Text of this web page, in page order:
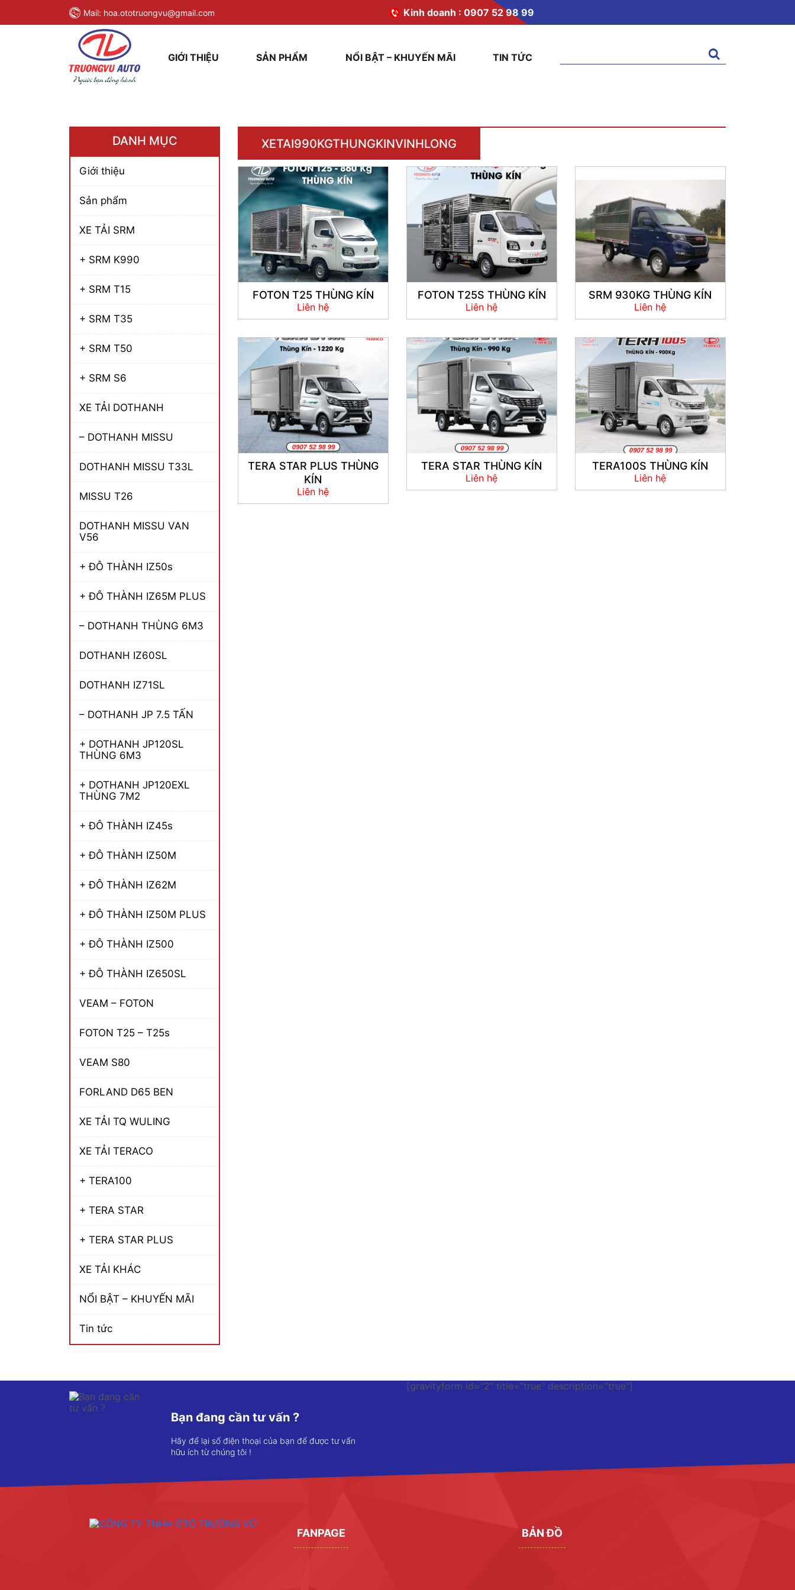
Mail: hoa.ototruongvu@gmail.com Kinh doanh : 0907 52 98 99
GIỚI THIỆU SẢN PHẨM NỔI BẬT – KHUYẾN MÃI TIN TỨC
kiếm:
DANH MỤC
Giới thiệu
Sản phẩm
XE TẢI SRM
+ SRM K990
+ SRM T15
+ SRM T35
+ SRM T50
+ SRM S6
XE TẢI DOTHANH
– DOTHANH MISSU
DOTHANH MISSU T33L
MISSU T26
DOTHANH MISSU VAN
V56
+ ĐÔ THÀNH IZ50s
+ ĐÔ THÀNH IZ65M PLUS
– DOTHANH THÙNG 6M3
DOTHANH IZ60SL
DOTHANH IZ71SL
– DOTHANH JP 7.5 TẤN
+ DOTHANH JP120SL
THÙNG 6M3
+ DOTHANH JP120EXL
THÙNG 7M2
+ ĐÔ THÀNH IZ45s
+ ĐÔ THÀNH IZ50M
+ ĐÔ THÀNH IZ62M
+ ĐÔ THÀNH IZ50M PLUS
+ ĐÔ THÀNH IZ500
+ ĐÔ THÀNH IZ650SL
VEAM – FOTON
FOTON T25 – T25s
VEAM S80
FORLAND D65 BEN
XE TẢI TQ WULING
XE TẢI TERACO
+ TERA100
+ TERA STAR
+ TERA STAR PLUS
XE TẢI KHÁC
NỔI BẬT – KHUYẾN MÃI
Tin tức
XETAI990KGTHUNGKINVINHLONG
FOTON T25 THÙNG KÍN
Liên hệ
FOTON T25S THÙNG KÍN
Liên hệ
SRM 930KG THÙNG KÍN
Liên hệ
TERA STAR PLUS THÙNG
KÍN
Liên hệ
TERA STAR THÙNG KÍN
Liên hệ
TERA100S THÙNG KÍN
Liên hệ
Bạn đang cần tư vấn ?
Hãy để lại số điện thoại của bạn để được tư vấn
hữu ích từ chúng tôi !
[gravityform id="2" title="true" description="true"]
FANPAGE BẢN ĐỒ